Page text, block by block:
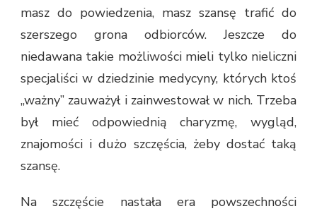
masz do powiedzenia, masz szansę trafić do
szerszego grona odbiorców. Jeszcze do
niedawana takie możliwości mieli tylko nieliczni
specjaliści w dziedzinie medycyny, których ktoś
„ważny” zauważył i zainwestował w nich. Trzeba
był mieć odpowiednią charyzmę, wygląd,
znajomości i dużo szczęścia, żeby dostać taką
szansę.
Na szczęście nastała era powszechności